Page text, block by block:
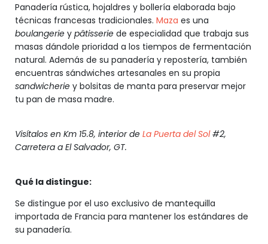
Panadería rústica, hojaldres y bollería elaborada bajo
técnicas francesas tradicionales. Maza es una
boulangerie y pâtisserie de especialidad que trabaja sus
masas dándole prioridad a los tiempos de fermentación
natural. Además de su panadería y repostería, también
encuentras sándwiches artesanales en su propia
sandwicherie y bolsitas de manta para preservar mejor
tu pan de masa madre.
Visítalos en Km 15.8, interior de La Puerta del Sol#2,
Carretera a El Salvador, GT.
Qué la distingue:
Se distingue por el uso exclusivo de mantequilla
importada de Francia para mantener los estándares de
su panadería.